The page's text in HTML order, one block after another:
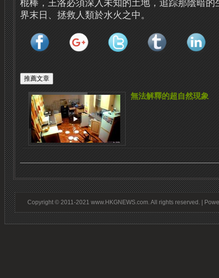
棍棒，王洛必須深入未知的土地，追踪那陰暗的
界末日、拯救人類於水火之中。
無法解釋的超自然現象
Copyright © 2011-2021 www.HKGNEWS.com. All rights reserved. |